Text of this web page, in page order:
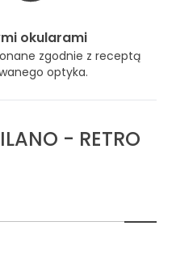
okularami
zgodnie z receptą
optyka.
- RETRO